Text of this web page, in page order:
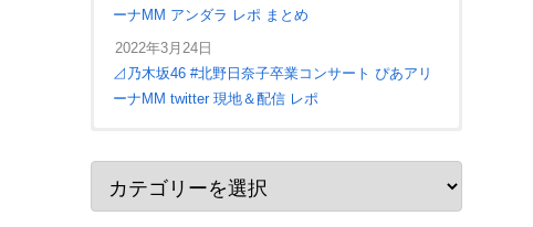
ーナMM アンダラ レポ まとめ
2022年3月24日
⊿乃木坂46 #北野日奈子卒業コンサート ぴあアリ
ーナMM twitter 現地＆配信 レポ
2022年4月28日
ジャニーズWEST LIVE TOUR 2022 #MixedJuice